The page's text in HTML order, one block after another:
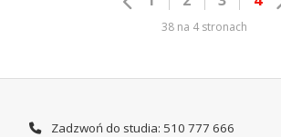
38 na 4 stronach
Zadzwoń do studia: 510 777 666